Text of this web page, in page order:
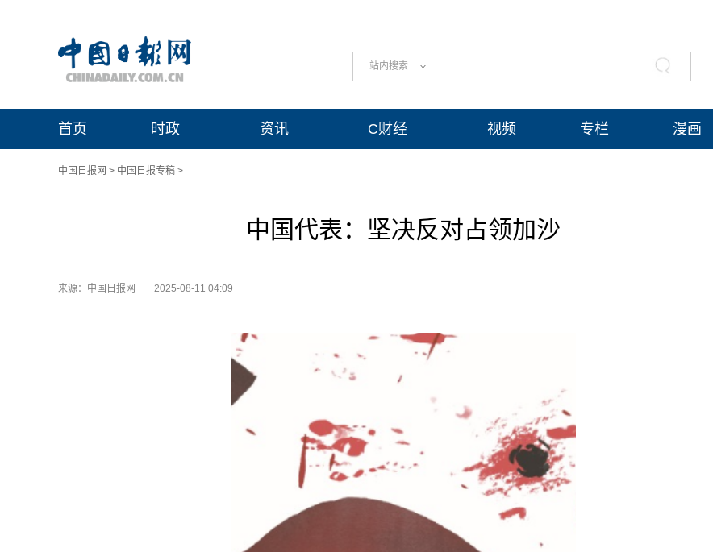
站内搜索
首页 时政 资讯 C财经 视频 专栏 漫画
中国日报网 > 中国日报专稿 >
中国代表：坚决反对占领加沙
来源：中国日报网 2025-08-11 04:09